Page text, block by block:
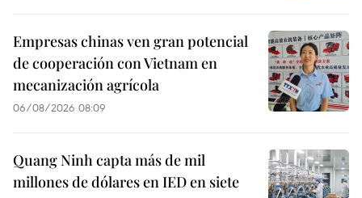
Empresas chinas ven gran potencial
de cooperación con Vietnam en
mecanización agrícola
06/08/2026 08:09
Quang Ninh capta más de mil
millones de dólares en IED en siete